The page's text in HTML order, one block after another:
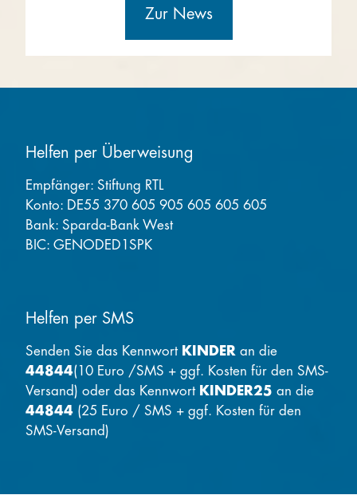
Zur News
Helfen per Überweisung
Empfänger: Stiftung RTL
Konto: DE55 370 605 905 605 605 605
Bank: Sparda-Bank West
BIC: GENODED1SPK
Helfen per SMS
Senden Sie das Kennwort KINDER an die
44844(10 Euro /SMS + ggf. Kosten für den SMS-
Versand) oder das Kennwort KINDER25 an die
44844 (25 Euro / SMS + ggf. Kosten für den
SMS-Versand)